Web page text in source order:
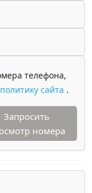
телефона,
сайта .
Запросить
номера